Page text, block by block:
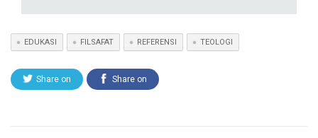
EDUKASI FILSAFAT REFERENSI TEOLOGI
Share on Share on